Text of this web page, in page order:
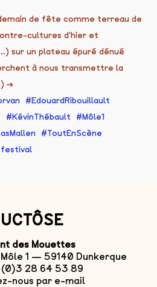
de fête comme terreau de
cultures d'hier et
sur un plateau épuré dénué
à nous transmettre la
→
EdouardRibouillault
KévinThébault
Môle1
ToutEnScène
festival
des Mouettes
1 — 59140 Dunkerque
(0)3 28 64 53 89
nous par e-mail